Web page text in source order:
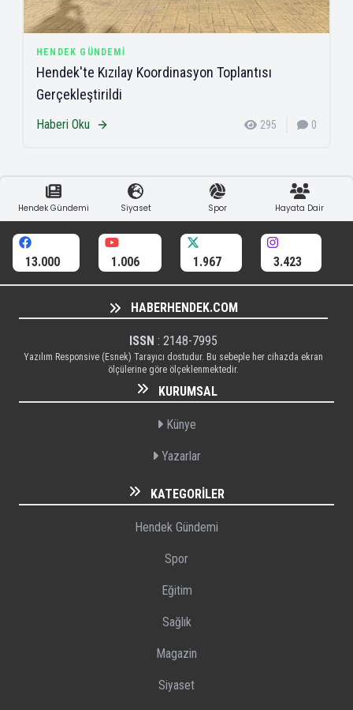
HENDEK GÜNDEMI
Hendek'te Kızılay Koordinasyon Toplantısı
Gerçekleştirildi
Haberi Oku 295 0
Hendek Gündemi Siyaset Spor Hayata Dair
13.000 1.006 1.967 3.423
HABERHENDEK.COM
ISSN : 2148-7995
Yazılım Responsive (Esnek) Tarayıcı dostudur. Bu sebeple her cihazda ekran
ölçülerine göre ölçeklenmektedir.
KURUMSAL
Künye
Yazarlar
KATEGORILER
Hendek Gündemi
Spor
Eğitim
Sağlık
Magazin
Siyaset